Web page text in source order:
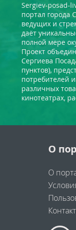
Sergiev-posad-
портал города
ведущих и
даёт
полной мере
Проект
Сергиева
пунктов),
потребителей
различных
кинотеатрах,
О
О